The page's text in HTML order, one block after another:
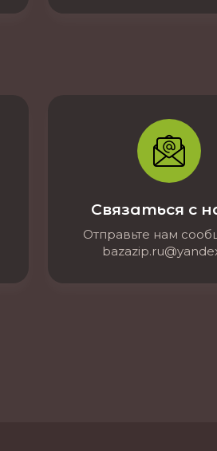
Связаться с
Отправьте нам